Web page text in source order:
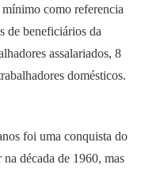
como referencia
de beneficiários da
assalariados, 8
domésticos.
foi uma conquista do
década de 1960, mas